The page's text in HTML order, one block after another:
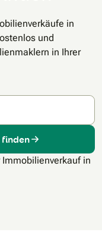
in
und
in Ihrer
in